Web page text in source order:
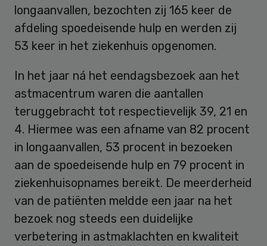
longaanvallen, bezochten zij 165 keer de
afdeling spoedeisende hulp en werden zij
53 keer in het ziekenhuis opgenomen.
In het jaar ná het eendagsbezoek aan het
astmacentrum waren die aantallen
teruggebracht tot respectievelijk 39, 21 en
4. Hiermee was een afname van 82 procent
in longaanvallen, 53 procent in bezoeken
aan de spoedeisende hulp en 79 procent in
ziekenhuisopnames bereikt. De meerderheid
van de patiënten meldde een jaar na het
bezoek nog steeds een duidelijke
verbetering in astmaklachten en kwaliteit